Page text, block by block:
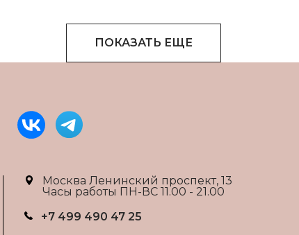
ПОКАЗАТЬ ЕЩЕ
Москва Ленинский проспект, 13
Часы работы ПН-ВС 11.00 - 21.00
+7 499 490 47 25